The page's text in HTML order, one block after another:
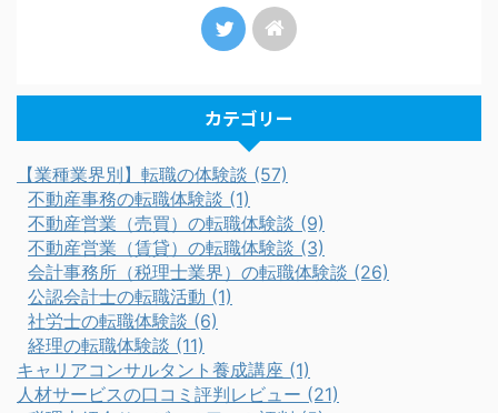
カテゴリー
【業種業界別】転職の体験談 (57)
不動産事務の転職体験談 (1)
不動産営業（売買）の転職体験談 (9)
不動産営業（賃貸）の転職体験談 (3)
会計事務所（税理士業界）の転職体験談 (26)
公認会計士の転職活動 (1)
社労士の転職体験談 (6)
経理の転職体験談 (11)
キャリアコンサルタント養成講座 (1)
人材サービスの口コミ評判レビュー (21)